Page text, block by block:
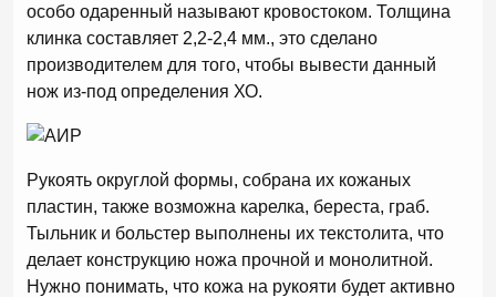
особо одаренный называют кровостоком. Толщина
клинка составляет 2,2-2,4 мм., это сделано
производителем для того, чтобы вывести данный
нож из-под определения ХО.
Рукоять округлой формы, собрана их кожаных
пластин, также возможна карелка, береста, граб.
Тыльник и больстер выполнены их текстолита, что
делает конструкцию ножа прочной и монолитной.
Нужно понимать, что кожа на рукояти будет активно